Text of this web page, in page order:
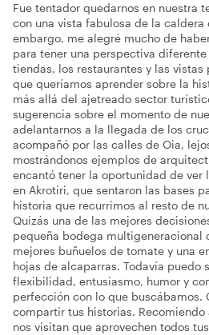
Fue tentador quedarnos en nuestra
con una vista fabulosa de la
embargo, me alegré mucho de
para tener una perspectiva
tiendas, los restaurantes y las
que queríamos aprender sobre la
más allá del ajetreado sector
sugerencia sobre el momento de
adelantarnos a la llegada de los
acompañó por las calles de Oia,
mostrándonos ejemplos de
encantó tener la oportunidad de ver
en Akrotiri, que sentaron las bases
historia que recurrimos al resto de
Quizás una de las mejores
pequeña bodega multigeneracional
mejores buñuelos de tomate y una
hojas de alcaparras. Todavía puedo
flexibilidad, entusiasmo, humor y
perfección con lo que buscábamos.
compartir tus historias.
nos visitan que aprovechen todos